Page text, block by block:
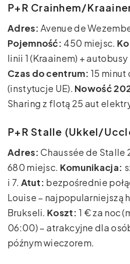
P+R Crainhem/
Adres: Avenue de
Pojemność: 450 miejsc.
linii 1 (Kraainem) +
Czas do centrum: 15
(instytucje UE). Nowość
Sharing z flotą 25 aut
P+R Stalle (Ukkel/
Adres: Chaussée de Stalle
680 miejsc. Komunikacja:
i 7. Atut: bezpośrednie
Louise – najpopularniejszą
Brukseli. Koszt: 1 € za noc
06:00) – atrakcyjne dla
późnym wieczorem.